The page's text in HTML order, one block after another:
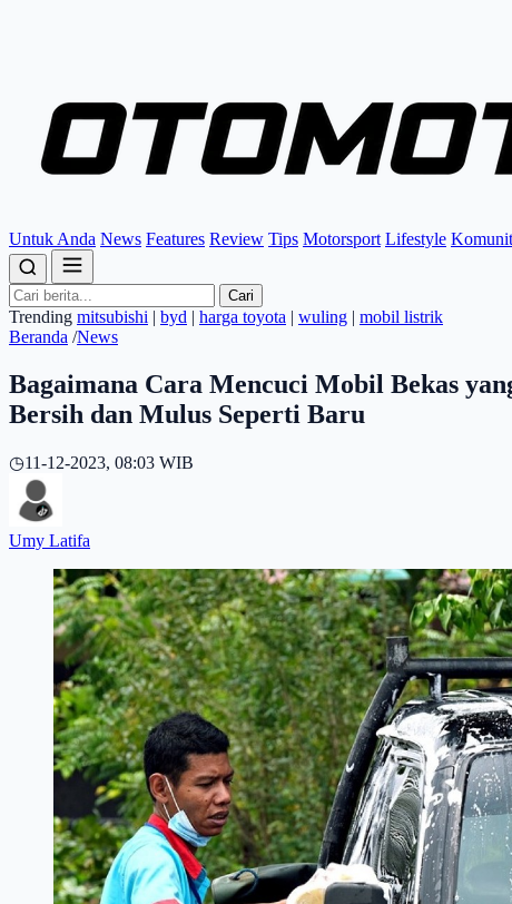
Untuk Anda News Features Review Tips Motorsport Lifestyle
Cari
Trending mitsubishi | byd | harga toyota | wuling | mobil listrik
Beranda /News
Bagaimana Cara Mencuci Mobil Bekas
Bersih dan Mulus Seperti Baru
◷11-12-2023, 08:03 WIB
Umy Latifa